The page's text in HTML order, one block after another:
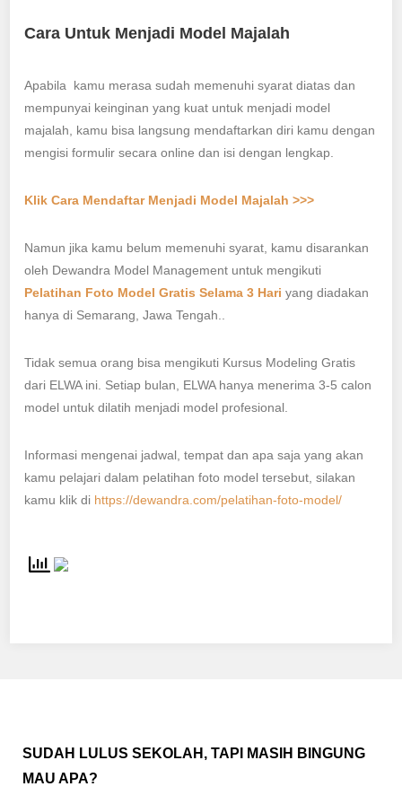
Cara Untuk Menjadi Model Majalah
Apabila kamu merasa sudah memenuhi syarat diatas dan
mempunyai keinginan yang kuat untuk menjadi model
majalah, kamu bisa langsung mendaftarkan diri kamu dengan
mengisi formulir secara online dan isi dengan lengkap.
Klik Cara Mendaftar Menjadi Model Majalah >>>
Namun jika kamu belum memenuhi syarat, kamu disarankan
oleh Dewandra Model Management untuk mengikuti
Pelatihan Foto Model Gratis Selama 3 Hari yang diadakan
hanya di Semarang, Jawa Tengah..
Tidak semua orang bisa mengikuti Kursus Modeling Gratis
dari ELWA ini. Setiap bulan, ELWA hanya menerima 3-5 calon
model untuk dilatih menjadi model profesional.
Informasi mengenai jadwal, tempat dan apa saja yang akan
kamu pelajari dalam pelatihan foto model tersebut, silakan
kamu klik di https://dewandra.com/pelatihan-foto-model/
SUDAH LULUS SEKOLAH, TAPI MASIH BINGUNG
MAU APA?